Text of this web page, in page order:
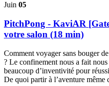
Juin 05
PitchPong - KaviAR
votre salon (18 min)
Comment voyager sans bouger
? Le confinement nous a fait
beaucoup d’inventivité pour
De quoi partir à l’aventure même